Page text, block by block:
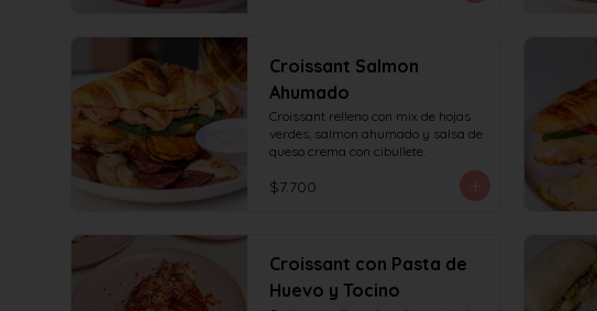
Croissant Salmon
Ahumado
Croissant relleno con mix de hojas
verdes, salmon ahumado y salsa de
queso crema con cibullete.
$7.700
Croissant con Pasta de
Huevo y Tocino